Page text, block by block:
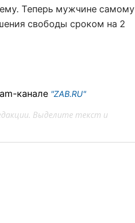
Теперь мужчине самому
свободы сроком на 2
канале "ZAB.RU"
Выделите текст и